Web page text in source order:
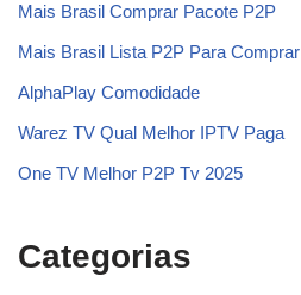
Mais Brasil Comprar Pacote P2P
Mais Brasil Lista P2P Para Comprar
AlphaPlay Comodidade
Warez TV Qual Melhor IPTV Paga
One TV Melhor P2P Tv 2025
Categorias